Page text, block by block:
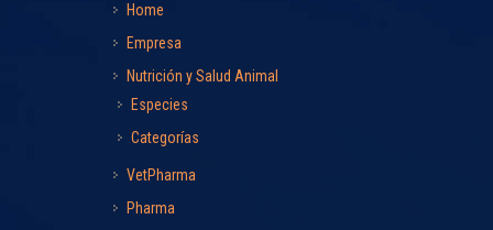
Home
Empresa
Nutrición y Salud Animal
Especies
Categorías
VetPharma
Pharma